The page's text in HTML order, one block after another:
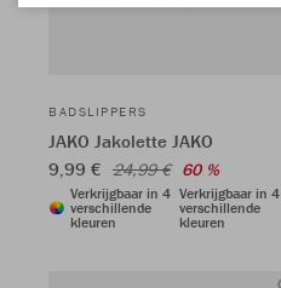
BADSLIPPERS
JAKO Jakolette JAKO
9,99 € 24,99 € 60 %
Verkrijgbaar in 4
verschillende
kleuren
Verkrijgbaar in 4
verschillende
kleuren